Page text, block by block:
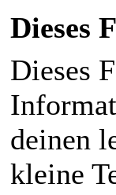
Dieses
Dieses
deinen
kleine